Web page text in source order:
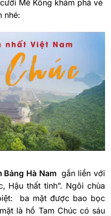
Mê Kông khám phá vẻ
nhé:
Bảng Hà Nam gắn liền với
Hậu thất tinh”. Ngôi chùa
ba mặt được bao bọc
là hồ Tam Chúc có sáu